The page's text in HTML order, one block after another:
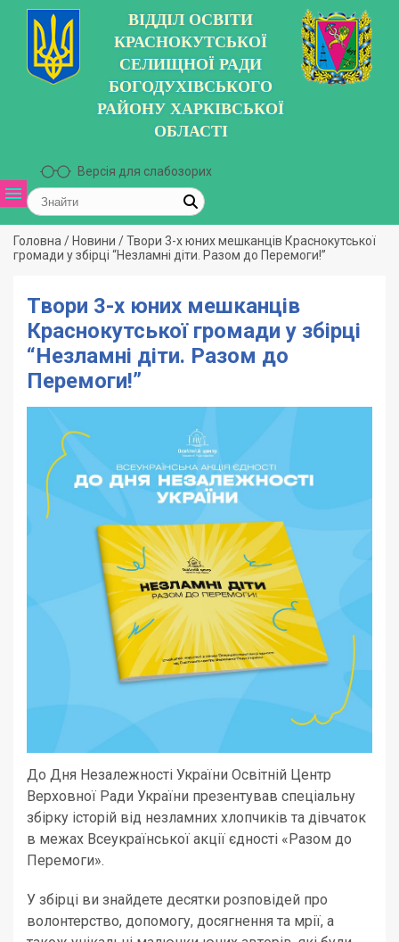
ВІДДІЛ ОСВІТИ
КРАСНОКУТСЬКОЇ
СЕЛИЩНОЇ РАДИ
БОГОДУХІВСЬКОГО
РАЙОНУ ХАРКІВСЬКОЇ
ОБЛАСТІ
Версія для слабозорих
Головна / Новини /Твори 3-х юних мешканців Краснокутської
громади у збірці “Незламні діти. Разом до Перемоги!”
Твори 3-х юних мешканців
Краснокутської громади у збірці
“Незламні діти. Разом до
Перемоги!”
До Дня Незалежності України Освітній Центр
Верховної Ради України презентував спеціальну
збірку історій від незламних хлопчиків та дівчаток
в межах Всеукраїнської акції єдності «Разом до
Перемоги».
У збірці ви знайдете десятки розповідей про
волонтерство, допомогу, досягнення та мрії, а